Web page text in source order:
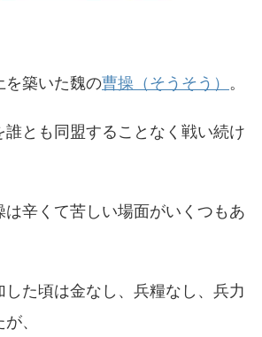
を築いた魏の曹操（そうそう） 。
誰とも同盟することなく戦い続け
辛くて苦しい場面がいくつもあ
た頃は金なし、兵糧なし、兵力
、